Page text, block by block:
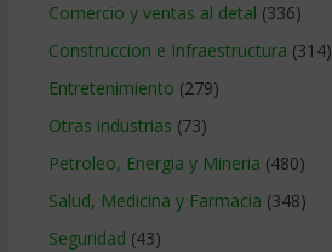
Comercio y ventas al detal (336)
Construccion e Infraestructura (314)
Entretenimiento (279)
Otras industrias (73)
Petroleo, Energia y Mineria (480)
Salud, Medicina y Farmacia (348)
Seguridad (43)